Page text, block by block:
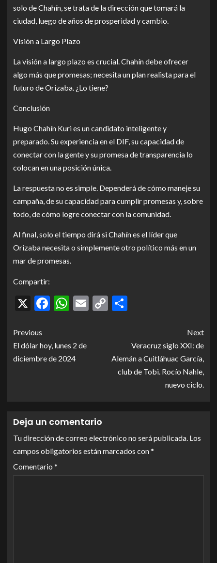
solo de Chahín, se trata de la dirección que tomará la
ciudad, luego de años de prosperidad y cambio.
Visión a Largo Plazo
La visión a largo plazo es crucial. Chahín debe ofrecer
algo más que promesas; necesita un plan realista para el
futuro de Orizaba. ¿Lo tiene?
Conclusión
Hugo Chahín Kuri es un candidato inteligente y
preparado. Su experiencia en el DIF, su capacidad de
conectar con la gente y su promesa de transparencia lo
colocan en una posición única.
La respuesta no es simple. Dependerá de cómo maneje su
campaña, de su capacidad para cumplir promesas y, sobre
todo, de cómo logre conectar con la comunidad.
Al final, solo el tiempo dirá si Chahín es el líder que
Orizaba necesita o simplemente otro político más en un
mar de promesas.
Compartir:
X Facebook
WhatsApp
Email
Copy
Previous
El dólar hoy, lunes 2 de
diciembre de 2024
Next
Veracruz siglo XXI: de
Alemán a Cuitláhuac García,
club de Tobi. Rocío Nahle,
nuevo ciclo.
Deja un comentario
Tu dirección de correo electrónico no será publicada. Los
campos obligatorios están marcados con*
Comentario *